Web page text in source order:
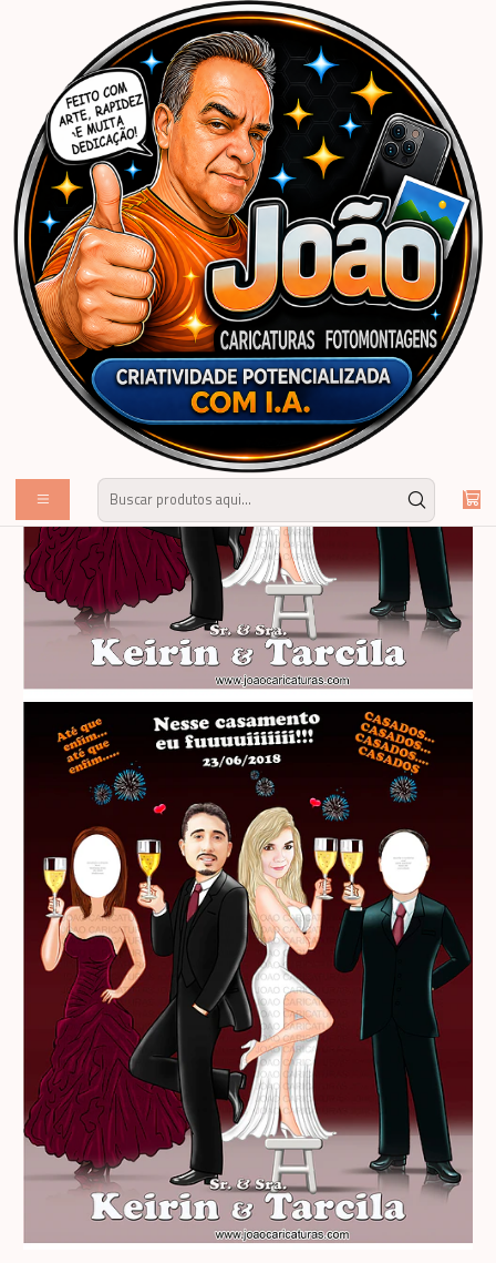
Caricaturas Personalizadas | João Caricaturas Casamento
Caricatura banner "EU FUI" estilo ser e sra noivo alto brindando taça
champanhe noiva baixinha em cima banquinho xique gala rico vip puxando
gola basquete atletas jogador game viciado jogar game